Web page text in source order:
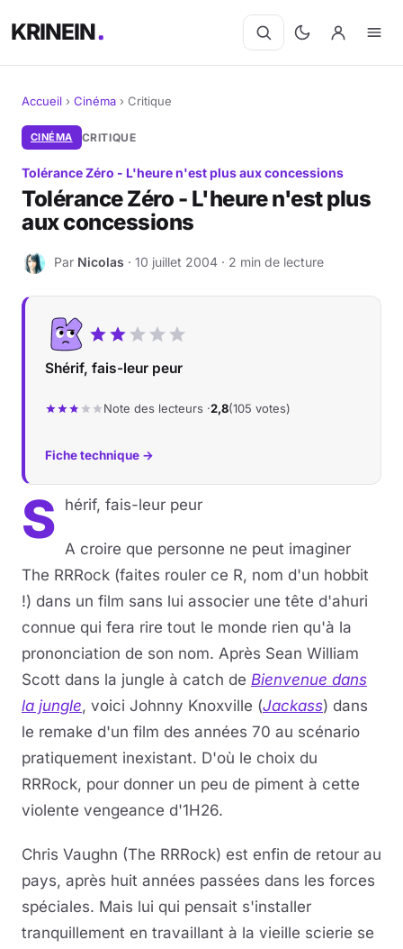
KRINEIN
Cinéma
Séries
Manga
BD
Livres
Jeux vidéo
Sortir
Sciences & Tech
Forum
Accueil › Cinéma › Critique
CINÉMA CRITIQUE
Tolérance Zéro - L'heure n'est plus aux concessions
Tolérance Zéro - L'heure n'est plus
aux concessions
N Par Nicolas · 10 juillet 2004 · 2 min de lecture
Shérif, fais-leur peur
Note des lecteurs ·2,8(105 votes)
Fiche technique →
S hérif, fais-leur peur
A croire que personne ne peut imaginer
The RRRock (faites rouler ce R, nom d'un hobbit
!) dans un film sans lui associer une tête d'ahuri
connue qui fera rire tout le monde rien qu'à la
prononciation de son nom. Après Sean William
Scott dans la jungle à catch de Bienvenue dans
la jungle, voici Johnny Knoxville (Jackass) dans
le remake d'un film des années 70 au scénario
pratiquement inexistant. D'où le choix du
RRRock, pour donner un peu de piment à cette
violente vengeance d'1H26.
Chris Vaughn (The RRRock) est enfin de retour au
pays, après huit années passées dans les forces
spéciales. Mais lui qui pensait s'installer
tranquillement en travaillant à la vieille scierie se